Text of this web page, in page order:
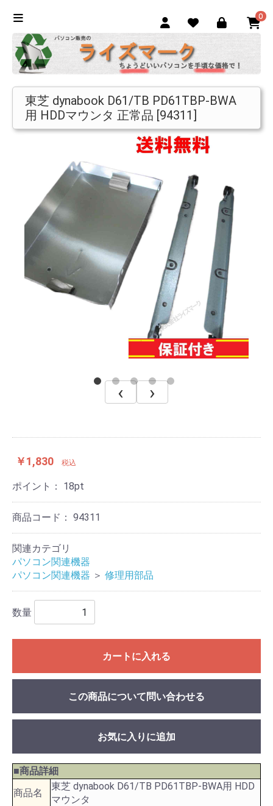
0
東芝 dynabook D61/TB PD61TBP-BWA
用 HDDマウンタ 正常品 [94311]
‹ ›
￥1,830 税込
ポイント： 18pt
商品コード： 94311
関連カテゴリ
パソコン関連機器
パソコン関連機器 ＞ 修理用部品
数量
カートに入れる
この商品について問い合わせる
お気に入りに追加
■商品詳細
商品名
東芝 dynabook D61/TB PD61TBP-BWA用 HDD
マウンタ